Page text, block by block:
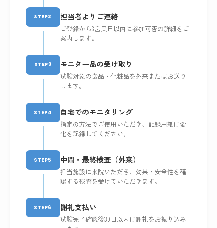
STEP2 担当者よりご連絡
ご登録から3営業日以内に参加可否の詳細をご
案内します。
STEP3 モニター品の受け取り
試験対象の食品・化粧品を外来またはお送り
します。
STEP4 自宅でのモニタリング
指定の方法でご使用いただき、記録用紙に変
化を記録してください。
STEP5 中間・最終検査（外来）
担当施設に来院いただき、効果・安全性を確
認する検査を受けていただきます。
STEP6 謝礼支払い
試験完了確認後30日以内に謝礼をお振り込み